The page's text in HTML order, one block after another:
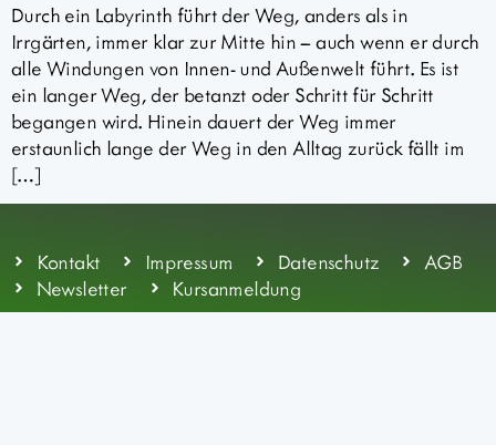
Durch ein Labyrinth führt der Weg, anders als in
Irrgärten, immer klar zur Mitte hin – auch wenn er durch
alle Windungen von Innen- und Außenwelt führt. Es ist
ein langer Weg, der betanzt oder Schritt für Schritt
begangen wird. Hinein dauert der Weg immer
erstaunlich lange der Weg in den Alltag zurück fällt im
[…]
Kontakt Impressum Datenschutz
AGB
Newsletter
Kursanmeldung